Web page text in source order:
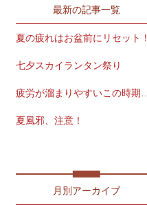
最新の記事一覧
夏の疲れはお盆前にリセット！
七夕スカイランタン祭り
夏風邪、注意！
月別アーカイブ